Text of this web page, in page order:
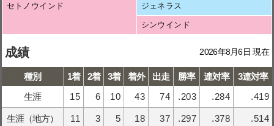
セトノウインド ジェネラス
シンウインド
成績 2026年8月6日 現在
種別 1着 2着 3着 着外 出走 勝率 連対率
3連対率
生涯
15 6 10 43 74 .203 .284 .419
生涯（地方） 11 3 5 18 37 .297 .378 .514